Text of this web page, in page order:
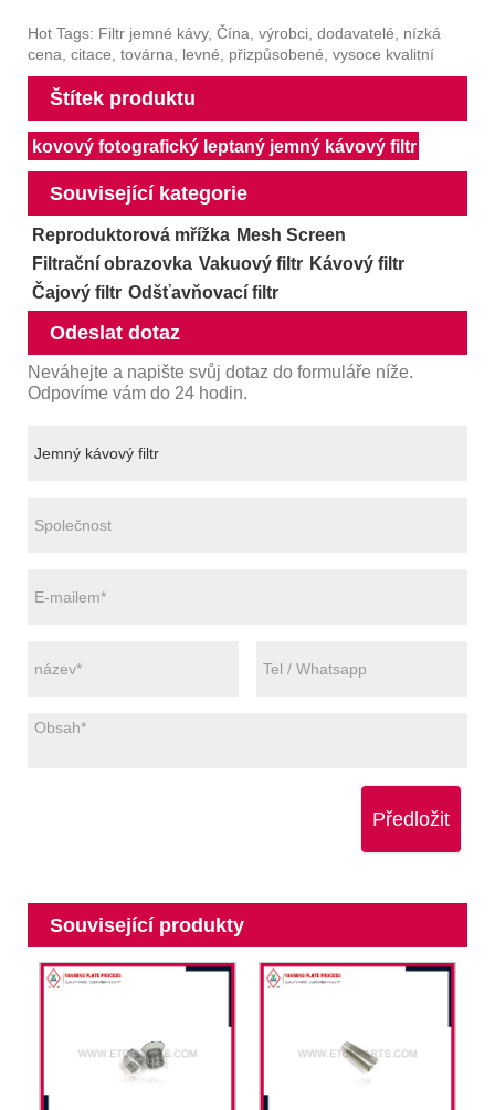
Hot Tags: Filtr jemné kávy, Čína, výrobci, dodavatelé, nízká
cena, citace, továrna, levné, přizpůsobené, vysoce kvalitní
Štítek produktu
kovový fotografický leptaný jemný kávový filtr
Související kategorie
Reproduktorová mřížka Mesh Screen
Filtrační obrazovka Vakuový filtr Kávový filtr
Čajový filtr Odšťavňovací filtr
Odeslat dotaz
Neváhejte a napište svůj dotaz do formuláře níže.
Odpovíme vám do 24 hodin.
Předložit
Související produkty